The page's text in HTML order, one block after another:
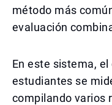
método más
evaluación
En este sistema,
estudiantes se
compilando varios